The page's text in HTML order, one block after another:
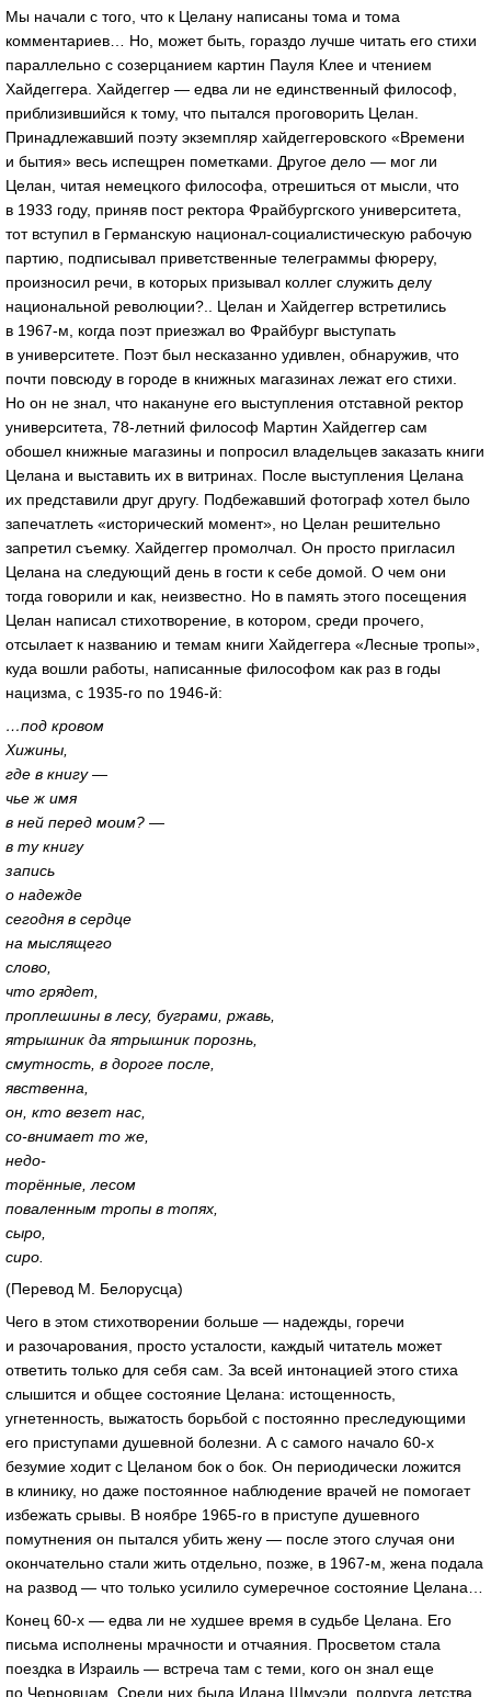
Мы начали с того, что к Целану написаны тома и тома
комментариев… Но, может быть, гораздо лучше читать его стихи
параллельно с созерцанием картин Пауля Клее и чтением
Хайдеггера. Хайдеггер — едва ли не единственный философ,
приблизившийся к тому, что пытался проговорить Целан.
Принадлежавший поэту экземпляр хайдеггеровского «Времени
и бытия» весь испещрен пометками. Другое дело — мог ли
Целан, читая немецкого философа, отрешиться от мысли, что
в 1933 году, приняв пост ректора Фрайбургского университета,
тот вступил в Германскую национал-социалистическую рабочую
партию, подписывал приветственные телеграммы фюреру,
произносил речи, в которых призывал коллег служить делу
национальной революции?.. Целан и Хайдеггер встретились
в 1967-м , когда поэт приезжал во Фрайбург выступать
в университете. Поэт был несказанно удивлен, обнаружив, что
почти повсюду в городе в книжных магазинах лежат его стихи.
Но он не знал, что накануне его выступления отставной ректор
университета, 78-летний философ Мартин Хайдеггер сам
обошел книжные магазины и попросил владельцев заказать книги
Целана и выставить их в витринах. После выступления Целана
их представили друг другу. Подбежавший фотограф хотел было
запечатлеть «исторический момент», но Целан решительно
запретил съемку. Хайдеггер промолчал. Он просто пригласил
Целана на следующий день в гости к себе домой. О чем они
тогда говорили и как, неизвестно. Но в память этого посещения
Целан написал стихотворение, в котором, среди прочего,
отсылает к названию и темам книги Хайдеггера «Лесные тропы»,
куда вошли работы, написанные философом как раз в годы
нацизма, с 1935-го по 1946-й:
…под кровом
Хижины,
где в книгу —
чье ж имя
в ней перед моим? —
в ту книгу
запись
о надежде
сегодня в сердце
на мыслящего
слово,
что грядет,
проплешины в лесу, буграми, ржавь,
ятрышник да ятрышник порознь,
смутность, в дороге после,
явственна,
он, кто везет нас,
со-внимает то же,
недо-
торённые, лесом
поваленным тропы в топях,
сыро,
сиро.
(Перевод М. Белорусца)
Чего в этом стихотворении больше — надежды, горечи
и разочарования, просто усталости, каждый читатель может
ответить только для себя сам. За всей интонацией этого стиха
слышится и общее состояние Целана: истощенность,
угнетенность, выжатость борьбой с постоянно преследующими
его приступами душевной болезни. А с самого начало 60-х
безумие ходит с Целаном бок о бок. Он периодически ложится
в клинику, но даже постоянное наблюдение врачей не помогает
избежать срывы. В ноябре 1965-го в приступе душевного
помутнения он пытался убить жену — после этого случая они
окончательно стали жить отдельно, позже, в 1967-м, жена подала
на развод — что только усилило сумеречное состояние Целана…
Конец 60-х — едва ли не худшее время в судьбе Целана. Его
письма исполнены мрачности и отчаяния. Просветом стала
поездка в Израиль — встреча там с теми, кого он знал еще
по Черновцам. Среди них была Илана Шмуэли, подруга детства